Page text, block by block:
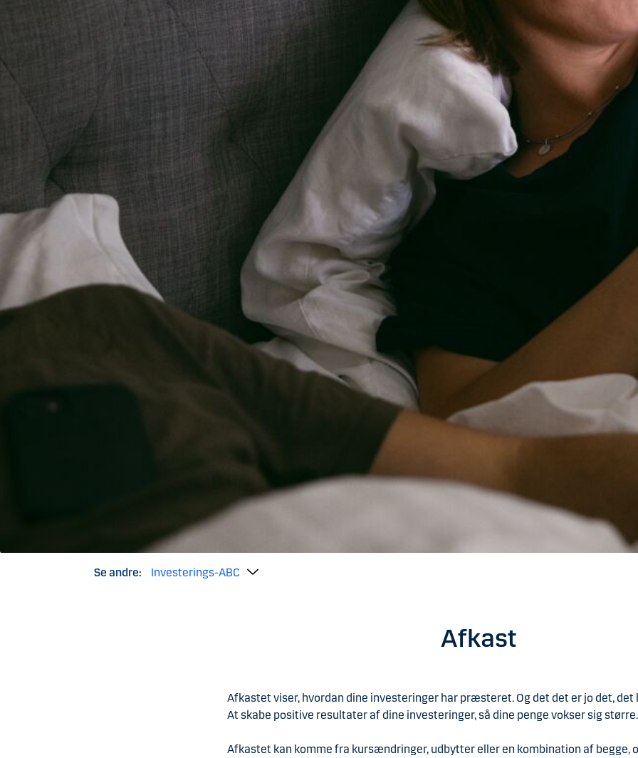
Se andre: Investerings-ABC
Afkast
Afkastet viser, hvordan dine investeringer har præsteret. Og det det er jo det, det
At skabe positive resultater af dine investeringer, så dine penge vokser sig større.
Afkastet kan komme fra kursændringer, udbytter eller en kombination af begge,